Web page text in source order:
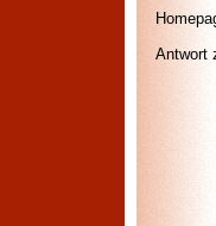
Antwort